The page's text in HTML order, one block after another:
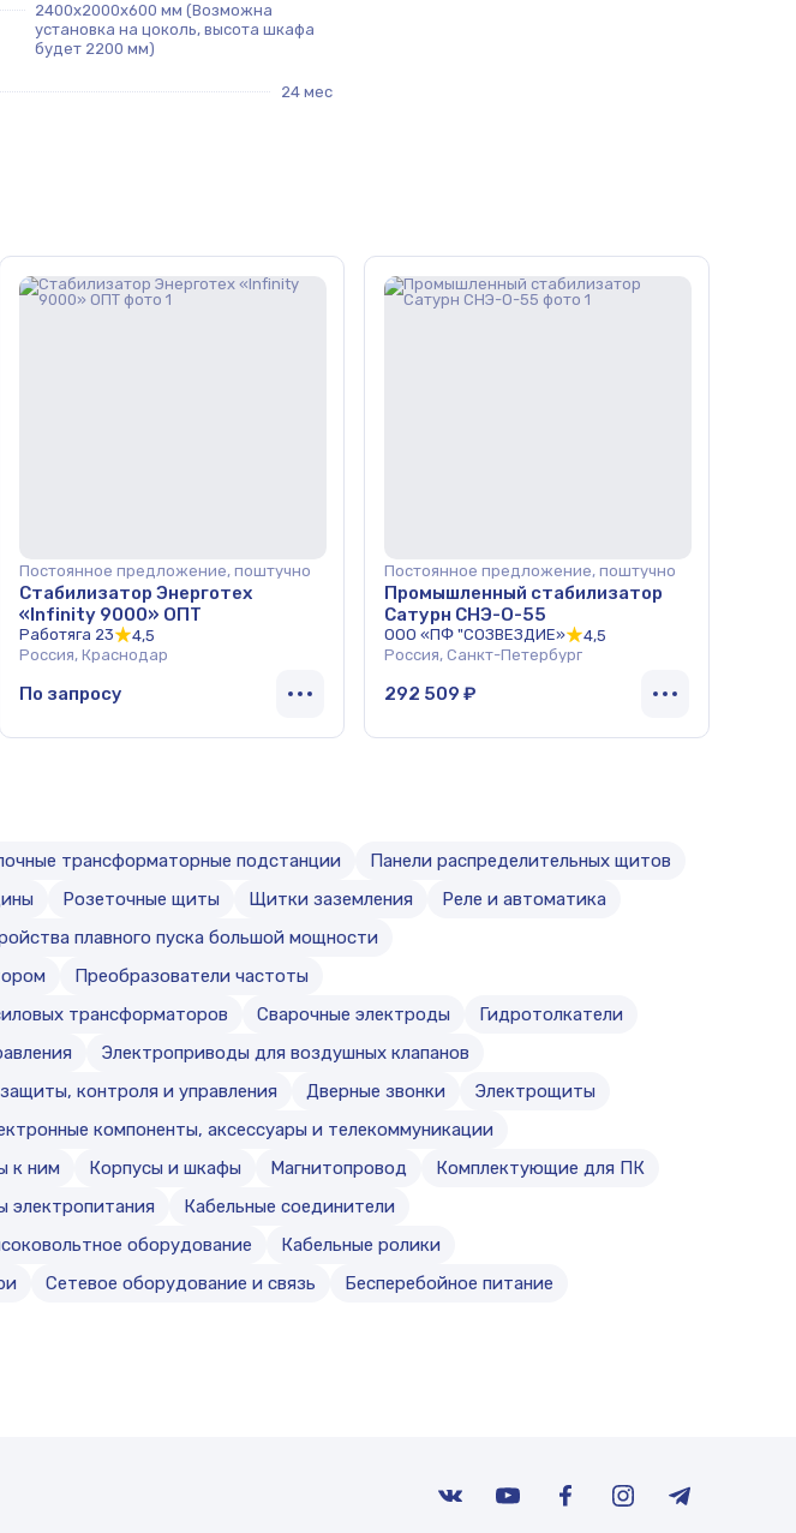
2400х2000х600 мм (Возможна
установка на цоколь, высота шкафа
будет 2200 мм)
24 мес
Постоянное предложение, поштучно
Стабилизатор Энерготех
«Infinity 9000» ОПТ
Работяга 23
4,5
Россия, Краснодар
По запросу
Постоянное предложение, поштучно
Промышленный стабилизатор
Сатурн СНЭ-О-55
ООО «ПФ "СОЗВЕЗДИЕ»
4,5
Россия, Санкт-Петербург
292 509 ₽
трансформаторные подстанции
Панели распределительных щитов
Розеточные щиты Щитки заземления
Реле и автоматика
плавного пуска большой мощности
Преобразователи частоты
трансформаторов Сварочные электроды
Гидротолкатели
Электроприводы для воздушных клапанов
контроля и управления Дверные звонки
Электрощиты
компоненты, аксессуары и телекоммуникации
к ним
Корпусы и шкафы Магнитопровод
Комплектующие для ПК
электропитания
Кабельные соединители
оборудование
Кабельные ролики
Сетевое оборудование и связь
Бесперебойное питание